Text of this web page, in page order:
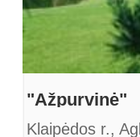
"Ažpurvinė"
Klaipėdos r.,